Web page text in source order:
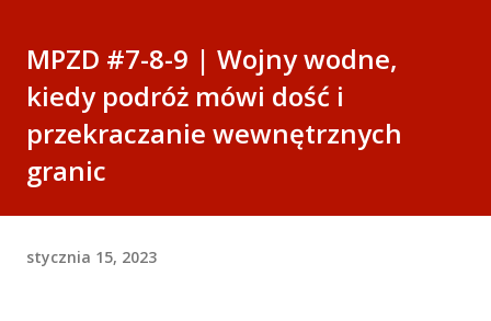
MPZD #7-8-9 | Wojny wodne,
kiedy podróż mówi dość i
przekraczanie wewnętrznych
granic
stycznia 15, 2023